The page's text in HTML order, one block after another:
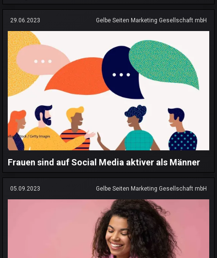
29.06.2023 Gelbe Seiten Marketing Gesellschaft mbH
Frauen sind auf Social Media aktiver als Männer
05.09.2023 Gelbe Seiten Marketing Gesellschaft mbH